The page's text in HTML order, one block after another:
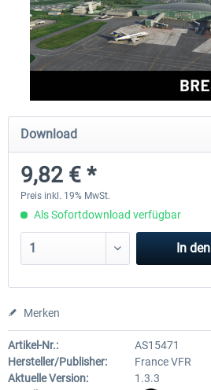
Aerosoft Mega Airport Brüssel
24,95 € *
Download
9,82 € *
Preis inkl. 19% MwSt.
Als Sofortdownload verfügbar
In den
Merken
Artikel-Nr.:
AS15471
Hersteller/Publisher:
France VFR
Aktuelle Version:
1.3.3